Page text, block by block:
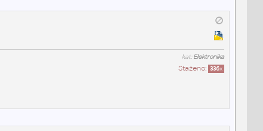
kat:Elektronika
Staženo: 336x